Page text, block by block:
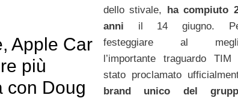
dello stivale, ha compiuto
anni il 14 giugno.
festeggiare al
l’importante traguardo TIM
stato proclamato
brand unico del
Apple Car
più
con Doug